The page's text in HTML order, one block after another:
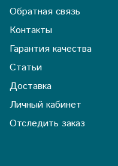
Обратная связь
Контакты
Гарантия качества
Статьи
Доставка
Личный кабинет
Отследить заказ